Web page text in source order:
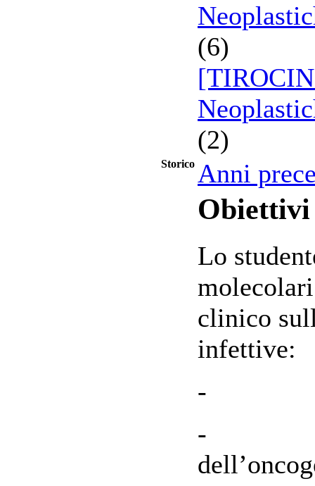
(6)
(2)
Storico Anni
Lo
clinico
infettive:
-
-